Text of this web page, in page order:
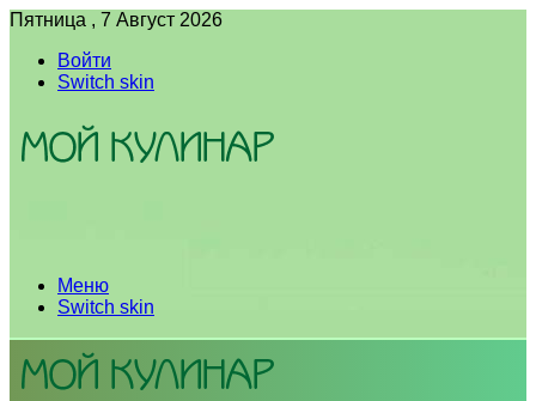
Пятница , 7 Август 2026
Войти
Switch skin
Меню
Switch skin